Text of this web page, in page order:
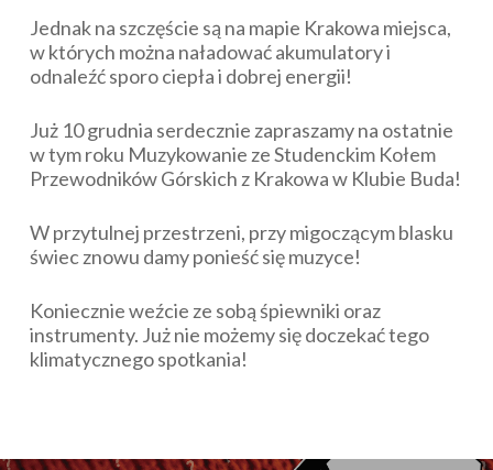
Jednak na szczęście są na mapie Krakowa miejsca,
w których można naładować akumulatory i
odnaleźć sporo ciepła i dobrej energii!
Już 10 grudnia serdecznie zapraszamy na ostatnie
w tym roku Muzykowanie ze Studenckim Kołem
Przewodników Górskich z Krakowa w Klubie Buda!
W przytulnej przestrzeni, przy migoczącym blasku
świec znowu damy ponieść się muzyce!
Koniecznie weźcie ze sobą śpiewniki oraz
instrumenty. Już nie możemy się doczekać tego
klimatycznego spotkania!